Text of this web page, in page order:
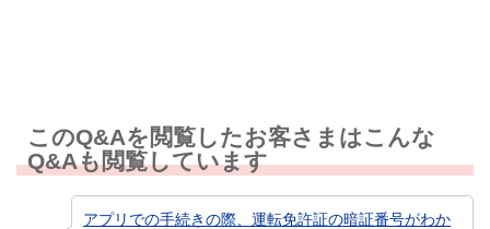
このQ&Aを閲覧したお客さまはこんな
Q&Aも閲覧しています
アプリでの手続きの際、運転免許証の暗証番号がわか